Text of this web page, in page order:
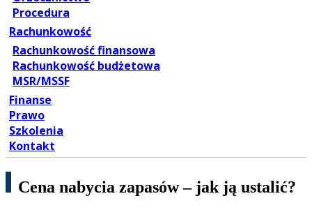
Procedura
Rachunkowość
Rachunkowość finansowa
Rachunkowość budżetowa
MSR/MSSF
Finanse
Prawo
Szkolenia
Kontakt
Cena nabycia zapasów – jak ją ustalić?